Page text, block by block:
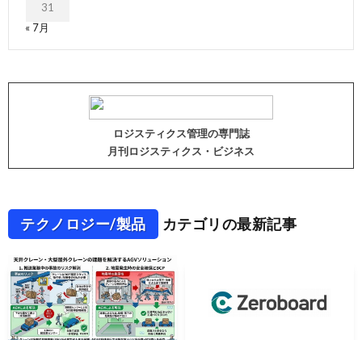
31
« 7月
ロジスティクス管理の専門誌
月刊ロジスティクス・ビジネス
テクノロジー/製品 カテゴリの最新記事